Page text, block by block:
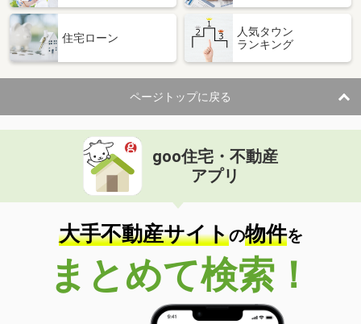
住宅ローン
人気タウン
ランキング
ページトップに戻る
goo住宅・不動産
アプリ
大手不動産サイトの物件を
まとめて検索！